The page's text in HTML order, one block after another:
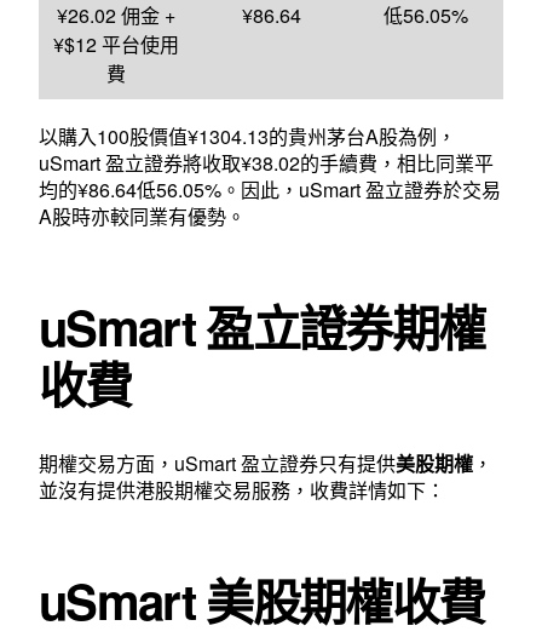
¥26.02 佣金 +
¥$12 平台使用
費
¥86.64 低56.05%
以購入100股價值¥1304.13的貴州茅台A股為例，
uSmart 盈立證券將收取¥38.02的手續費，相比同業平
均的¥86.64低56.05%。因此，uSmart 盈立證券於交易
A股時亦較同業有優勢。
uSmart 盈立證券期權
收費
期權交易方面，uSmart 盈立證券只有提供美股期權 ，
並沒有提供港股期權交易服務，收費詳情如下：
uSmart美股期權收費